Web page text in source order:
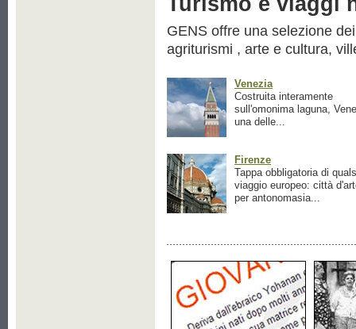
GENS offre una selezione
agriturismi , arte e cultura,
Venezia
Costruita interamente
sull'omonima laguna,
una delle...
Firenze
Tappa obbligatoria di
viaggio europeo: città
per antonomasia...